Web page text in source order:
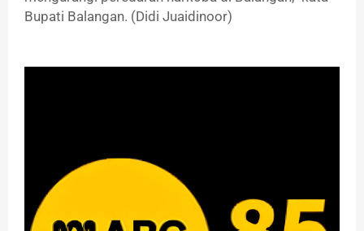
Bupati Balangan. (Didi Juaidinoor)